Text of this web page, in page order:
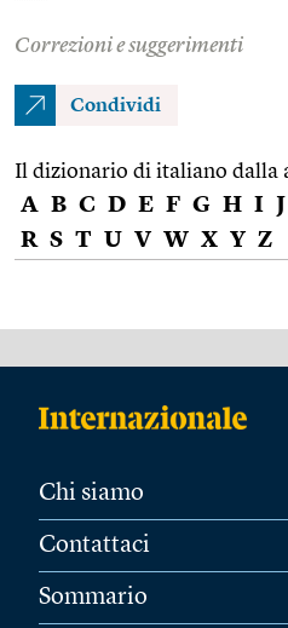
Correzioni e suggerimenti
Condividi
Il dizionario di italiano dalla
A B C D E F G H I J
R S T U V W X Y Z
Chi siamo
Contattaci
Sommario